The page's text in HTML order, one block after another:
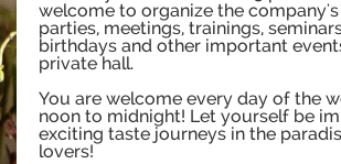
welcome to organize the
parties, meetings, trainings,
birthdays and other important
private hall.
You are welcome every day of the
noon to midnight! Let yourself be
exciting taste journeys in the
lovers!